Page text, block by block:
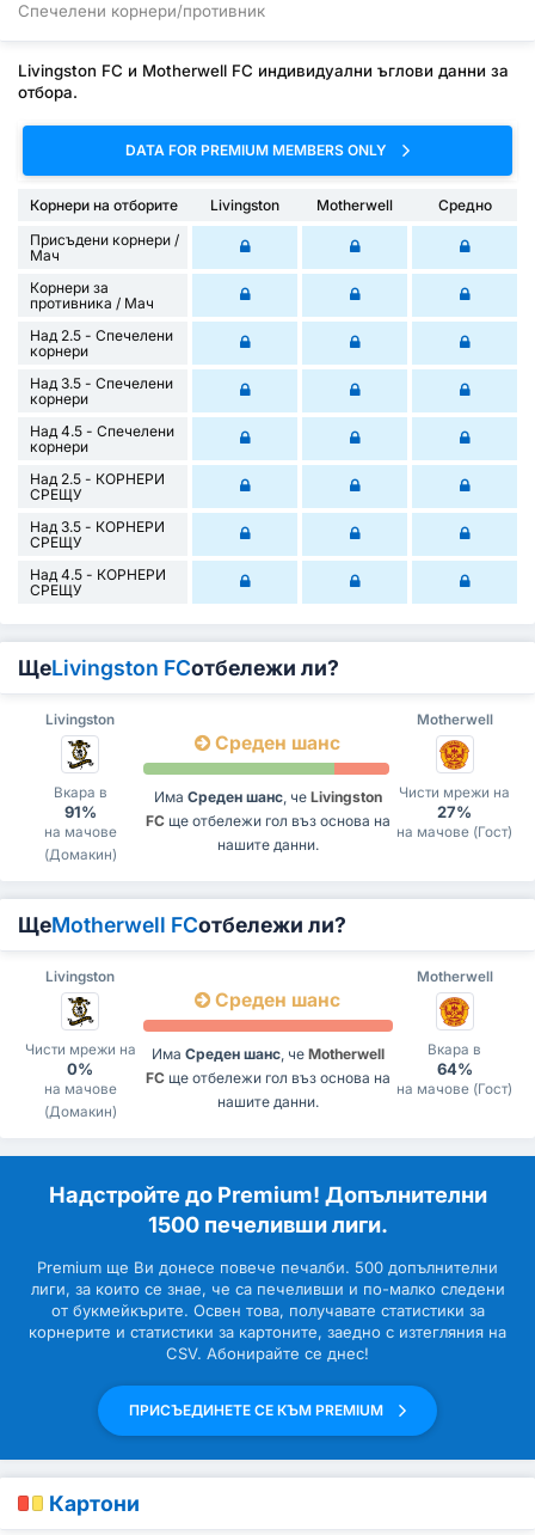
Спечелени корнери/противник
Livingston FC и Motherwell FC индивидуални ъглови данни за
отбора.
DATA FOR PREMIUM MEMBERS ONLY
Корнери на отборите Livingston Motherwell
Средно
Присъдени корнери /
Mач
Корнери за
противника / Мач
Над 2.5 - Спечелени
корнери
Над 3.5 - Спечелени
корнери
Над 4.5 - Спечелени
корнери
Над 2.5 - КОРНЕРИ
СРЕЩУ
Над 3.5 - КОРНЕРИ
СРЕЩУ
Над 4.5 - КОРНЕРИ
СРЕЩУ
ЩеLivingston FCотбележи ли?
Livingston Motherwell
Вкара в
91%
на мачове
(Домакин)
Среден шанс
Има Среден шанс, че Livingston
FCще отбележи гол въз основа на
нашите данни.
Чисти мрежи на
27%
на мачове (Гост)
ЩеMotherwell FCотбележи ли?
Livingston Motherwell
Чисти мрежи на
0%
на мачове
(Домакин)
Среден шанс
Има Среден шанс, че Motherwell
FCще отбележи гол въз основа на
нашите данни.
Вкара в
64%
на мачове (Гост)
Надстройте до Premium! Допълнителни
1500 печеливши лиги.
Premium ще Ви донесе повече печалби. 500 допълнителни
лиги, за които се знае, че са печеливши и по-малко следени
от букмейкърите. Освен това, получавате статистики за
корнерите и статистики за картоните, заедно с изтегляния на
CSV. Абонирайте се днес!
ПРИСЪЕДИНЕТЕ СЕ КЪМ PREMIUM
Картони